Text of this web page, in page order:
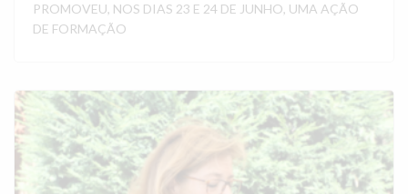
PROMOVEU, NOS DIAS 23 E 24 DE JUNHO, UMA AÇÃO
DE FORMAÇÃO